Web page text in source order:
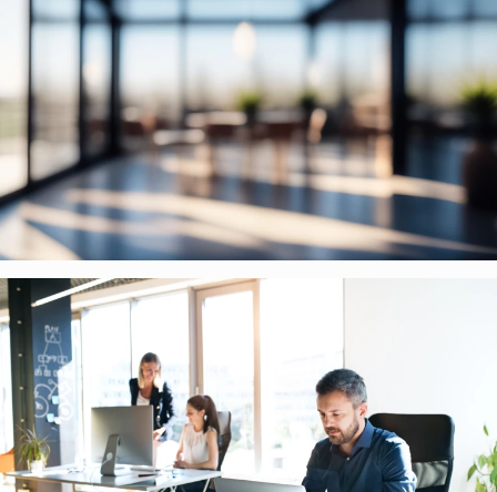
Achat de plateformes Logistique à Lyon
Achat de plateformes Logistique à Marseille
Achat de plateformes Logistique à Dijon
Collections de Logistique
Logistique urbaine
Entrepôts Messagerie
Entrepôts logistique classe A
Entrepôts XXL
Location de Commerces
Location de Commerces à Paris